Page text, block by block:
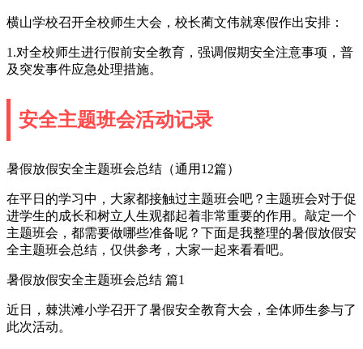
横山学校召开全校师生大会，校长蔺文伟就寒假作出安排：
1.对全校师生进行假前安全教育，强调假期安全注意事项，普
及突发事件应急处理措施。
安全主题班会活动记录
暑假放假安全主题班会总结（通用12篇）
在平日的学习中，大家都接触过主题班会吧？主题班会对于促
进学生的成长和树立人生观都起着非常重要的作用。敲定一个
主题班会，都需要做哪些准备呢？下面是我整理的暑假放假安
全主题班会总结，仅供参考，大家一起来看看吧。
暑假放假安全主题班会总结 篇1
近日，棘洪滩小学召开了暑假安全教育大会，全体师生参与了
此次活动。